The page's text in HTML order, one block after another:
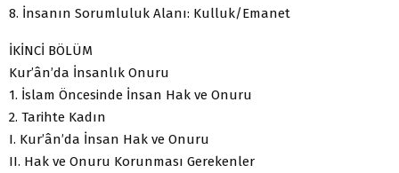
8. İnsanın Sorumluluk Alanı: Kulluk/Emanet
İKİNCİ BÖLÜM
Kur’ân’da İnsanlık Onuru
1. İslam Öncesinde İnsan Hak ve Onuru
2. Tarihte Kadın
I. Kur’ân’da İnsan Hak ve Onuru
II. Hak ve Onuru Korunması Gerekenler